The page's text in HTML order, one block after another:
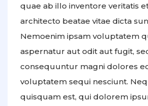
quae ab illo inventore veritatis
architecto beatae vitae dicta
Nemoenim ipsam voluptatem
aspernatur aut odit aut fugit,
consequuntur magni dolores
voluptatem sequi nesciunt.
quisquam est, qui dolorem